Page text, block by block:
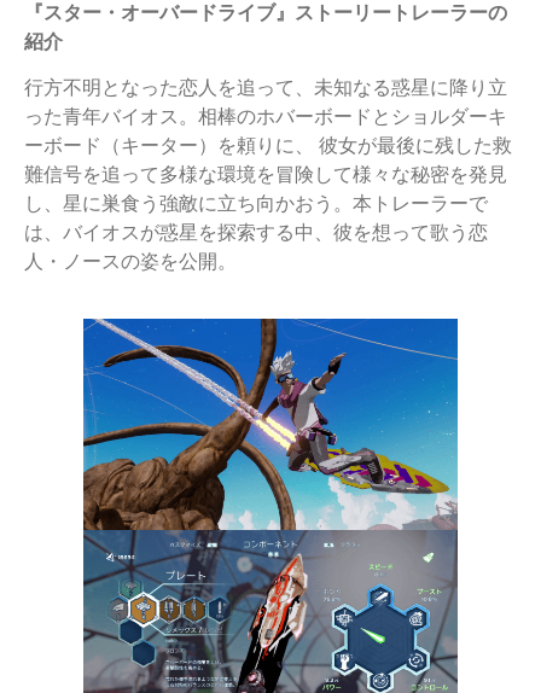
『スター・オーバードライブ』ストーリートレーラーの
紹介
行方不明となった恋人を追って、未知なる惑星に降り立
った青年バイオス。相棒のホバーボードとショルダーキ
ーボード（キーター）を頼りに、 彼女が最後に残した救
難信号を追って多様な環境を冒険して様々な秘密を発見
し、星に巣食う強敵に立ち向かおう。本トレーラーで
は、バイオスが惑星を探索する中、彼を想って歌う恋
人・ノースの姿を公開。